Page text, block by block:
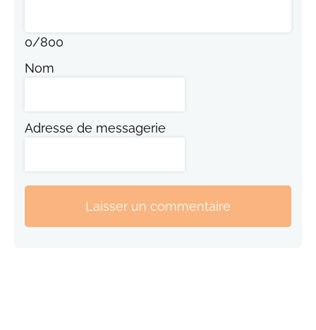
0/800
Nom
Adresse de messagerie
Laisser un commentaire